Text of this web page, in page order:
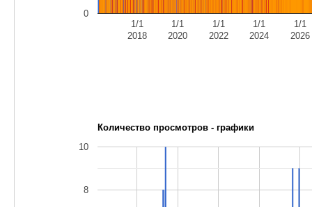
1/1
2018
1/1
2020
1/1
2022
1/1
2024
1/1
2026
0
Количество просмотров - графики
8
10